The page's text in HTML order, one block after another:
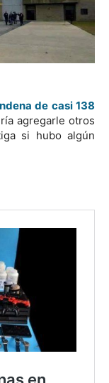
de casi 138
agregarle otros
si hubo algún